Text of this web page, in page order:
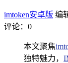
imtoken安卓版 编
评论：0
本文聚焦
独特魅力，